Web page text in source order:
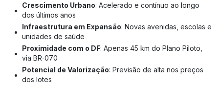
•
Crescimento Urbano: Acelerado e contínuo ao longo
dos últimos anos
•
Infraestrutura em Expansão: Novas avenidas, escolas e
unidades de saúde
•
Proximidade com o DF: Apenas 45 km do Plano Piloto,
via BR‑070
•
Potencial de Valorização: Previsão de alta nos preços
dos lotes